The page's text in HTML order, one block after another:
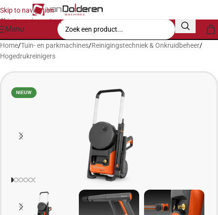
Skip to navigation
Skip to main content
Menu
Home/Tuin- en parkmachines/Reinigingstechniek & Onkruidbeheer/
Hogedrukreinigers
NIEUW